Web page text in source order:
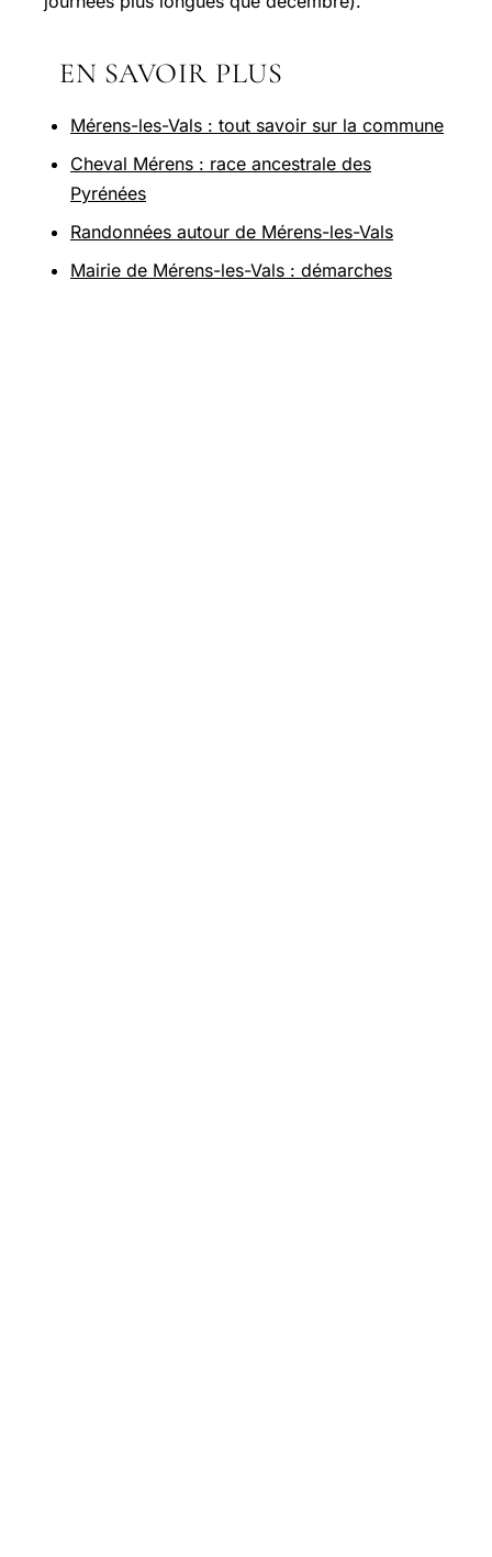
EN SAVOIR PLUS
Mérens-les-Vals : tout savoir sur la commune
Cheval Mérens : race ancestrale des
Pyrénées
Randonnées autour de Mérens-les-Vals
Mairie de Mérens-les-Vals : démarches